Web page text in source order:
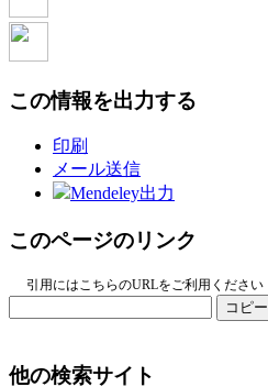
この情報を出力する
印刷
メール送信
Mendeley出力
このページのリンク
引用にはこちらのURLをご利用ください
コピー
他の検索サイト